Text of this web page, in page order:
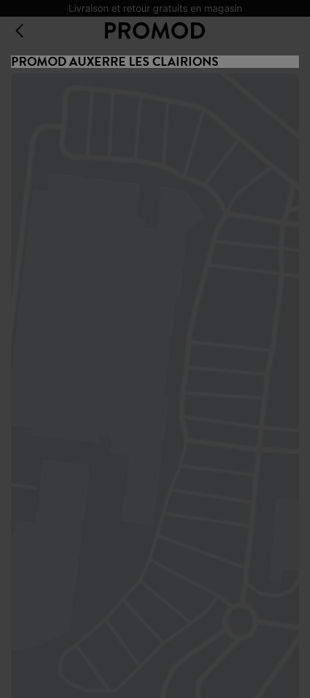
Livraison et retour gratuits en magasin
PROMOD AUXERRE LES CLAIRIONS